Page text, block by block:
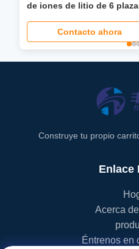
de iones de litio de 6
Mph, asiento plegable, faro
LCD, pantalla LED
Contacto ahora
Construye tu propio
Enlace
Acerca
Éntrenos en